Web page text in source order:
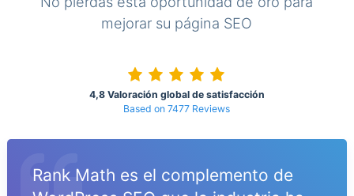
mejorar su página SEO
4,8 Valoración global de satisfacción
Based on 7477 Reviews
Rank Math es el complemento de